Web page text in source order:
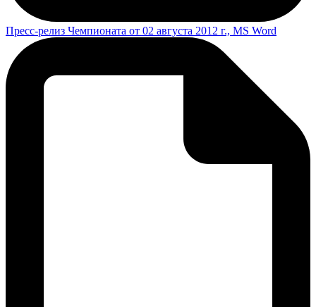
Пресс-релиз Чемпионата от 02 августа 2012 г., MS Word